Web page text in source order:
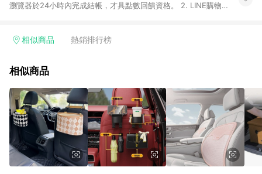
瀏覽器於24小時內完成結帳，才具點數回饋資格。 2. LINE購物
單，皆不在點數回饋範圍內。 3. 如購買以下類別商品，將無法獲
球嚴選、商城、專案商品、「草莓網」全館商品。 4. 如取消訂
回饋。 5. 點數回饋會扣除所有折扣優惠後之最終發票金額計算，
實際回饋請依LINE購物通知為主。 6. 訂單如有使用東森購物
ETMall站內之折扣優惠(包含但不限於東森幣、樂透金、東森現金
券等)，不具點數回饋資格。詳細請依東森購物ETMall之結帳頁面
顯示為準。 7. LINE購物設有「單一商品最高回饋點數」機制(特
殊活動時開放「回饋無上限」)，以同一訂單中同一商品不論件數
計算，並依訂單成立時間當下LINE購物所設定的回饋機制為準。
相似商品 熱銷排行榜
相似商品